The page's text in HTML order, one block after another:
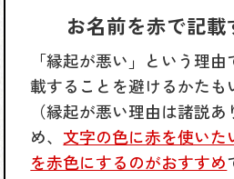
お名前を赤で記載
「縁起が悪い」という理
載することを避けるかたも
（縁起が悪い理由は諸説
め、文字の色に赤を使いた
を赤色にするのがおすすめ